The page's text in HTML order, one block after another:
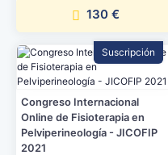
130 €
Suscripción
Congreso Internacional
Online de Fisioterapia en
Pelviperineología - JICOFIP
2021